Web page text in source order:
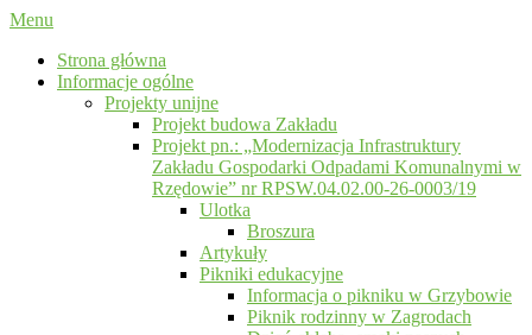
Menu
Strona główna
Informacje ogólne
Projekty unijne
Projekt budowa Zakładu
Projekt pn.: „Modernizacja Infrastruktury
Zakładu Gospodarki Odpadami Komunalnymi w
Rzędowie” nr RPSW.04.02.00-26-0003/19
Ulotka
Broszura
Artykuły
Pikniki edukacyjne
Informacja o pikniku w Grzybowie
Piknik rodzinny w Zagrodach